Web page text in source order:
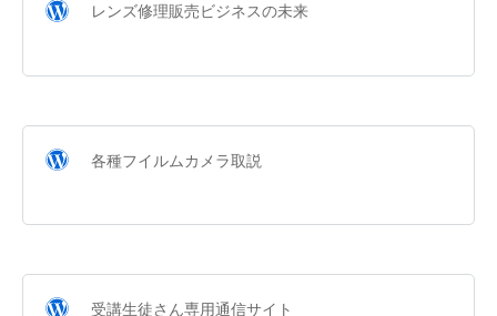
レンズ修理販売ビジネスの未来
各種フイルムカメラ取説
受講生徒さん専用通信サイト